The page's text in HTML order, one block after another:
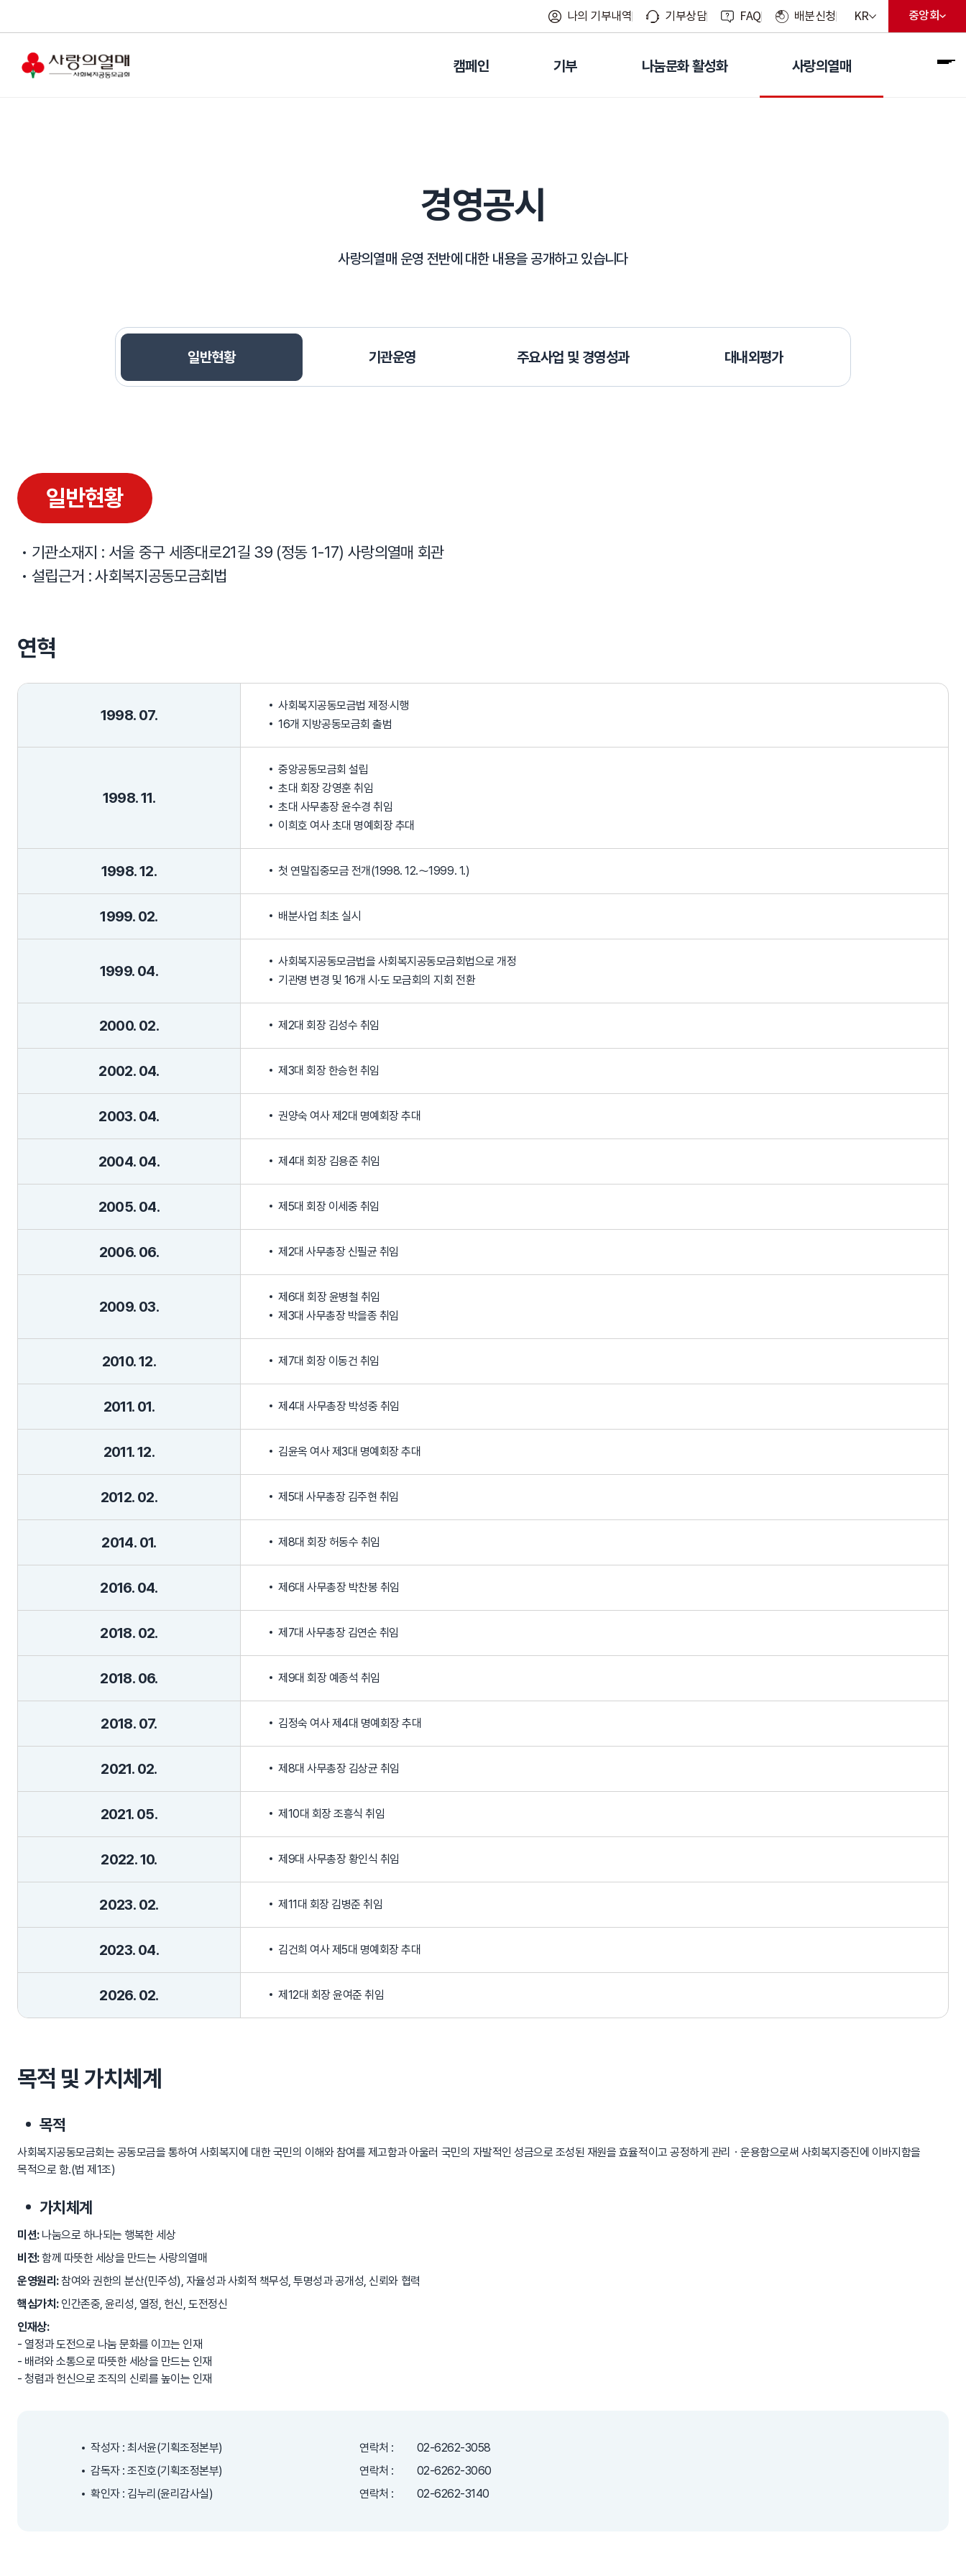
나의 기부내역 기부상담 FAQ 배분신청 언어 선택 메뉴 열기
현재 선택된 언어
KR 지회 선
현재 선
중앙회
캠페인 기부 나눔문화 활성화 사랑의열매
경영공시
사랑의열매 운영 전반에 대한 내용을 공개하고 있습니다
일반현황 기관운영 주요사업 및 경영성과 대내외평가
일반현황
기관소재지 : 서울 중구 세종대로21길 39 (정동 1-17) 사랑의열매 회관
설립근거 : 사회복지공동모금회법
연혁
1998. 07.
사회복지공동모금법 제정‧시행
16개 지방공동모금회 출범
1998. 11.
중앙공동모금회 설립
초대 회장 강영훈 취임
초대 사무총장 윤수경 취임
이희호 여사 초대 명예회장 추대
1998. 12. 첫 연말집중모금 전개(1998. 12.～1999. 1.)
1999. 02. 배분사업 최초 실시
1999. 04.
사회복지공동모금법을 사회복지공동모금회법으로 개정
기관명 변경 및 16개 시·도 모금회의 지회 전환
2000. 02. 제2대 회장 김성수 취임
2002. 04. 제3대 회장 한승헌 취임
2003. 04. 권양숙 여사 제2대 명예회장 추대
2004. 04. 제4대 회장 김용준 취임
2005. 04. 제5대 회장 이세중 취임
2006. 06. 제2대 사무총장 신필균 취임
2009. 03.
제6대 회장 윤병철 취임
제3대 사무총장 박을종 취임
2010. 12. 제7대 회장 이동건 취임
2011. 01. 제4대 사무총장 박성중 취임
2011. 12. 김윤옥 여사 제3대 명예회장 추대
2012. 02. 제5대 사무총장 김주현 취임
2014. 01. 제8대 회장 허동수 취임
2016. 04. 제6대 사무총장 박찬봉 취임
2018. 02. 제7대 사무총장 김연순 취임
2018. 06. 제9대 회장 예종석 취임
2018. 07. 김정숙 여사 제4대 명예회장 추대
2021. 02. 제8대 사무총장 김상균 취임
2021. 05. 제10대 회장 조흥식 취임
2022. 10. 제9대 사무총장 황인식 취임
2023. 02. 제11대 회장 김병준 취임
2023. 04. 김건희 여사 제5대 명예회장 추대
2026. 02. 제12대 회장 윤여준 취임
목적 및 가치체계
목적
사회복지공동모금회는 공동모금을 통하여 사회복지에 대한 국민의 이해와 참여를 제고함과 아울러 국민의 자발적인 성금으로 조성된 재원을 효율적이고 공정하게 관리ㆍ운용함으로써 사회복지증진에 이바지함을
목적으로 함.(법 제1조)
가치체계
미션:나눔으로 하나되는 행복한 세상
비전:함께 따뜻한 세상을 만드는 사랑의열매
운영원리:참여와 권한의 분산(민주성), 자율성과 사회적 책무성, 투명성과 공개성, 신뢰와 협력
핵심가치:인간존중, 윤리성, 열정, 헌신, 도전정신
인재상:
- 열정과 도전으로 나눔 문화를 이끄는 인재
- 배려와 소통으로 따뜻한 세상을 만드는 인재
- 청렴과 헌신으로 조직의 신뢰를 높이는 인재
작성자 : 최서윤(기획조정본부) 연락처 :
02-6262-3058
감독자 : 조진호(기획조정본부)
연락처 :
02-6262-3060
확인자 : 김누리(윤리감사실)
연락처 : 02-6262-3140